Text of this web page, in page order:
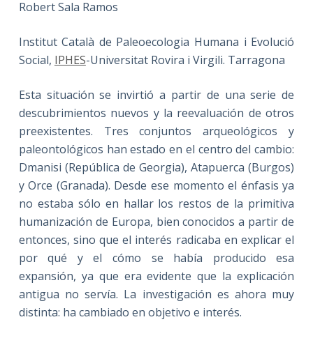
Robert Sala Ramos
Institut Català de Paleoecologia Humana i Evolució
Social, IPHES-Universitat Rovira i Virgili. Tarragona
Esta situación se invirtió a partir de una serie de
descubrimientos nuevos y la reevaluación de otros
preexistentes. Tres conjuntos arqueológicos y
paleontológicos han estado en el centro del cambio:
Dmanisi (República de Georgia), Atapuerca (Burgos)
y Orce (Granada). Desde ese momento el énfasis ya
no estaba sólo en hallar los restos de la primitiva
humanización de Europa, bien conocidos a partir de
entonces, sino que el interés radicaba en explicar el
por qué y el cómo se había producido esa
expansión, ya que era evidente que la explicación
antigua no servía. La investigación es ahora muy
distinta: ha cambiado en objetivo e interés.